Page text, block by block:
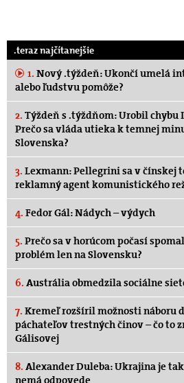
.teraz najčítanejšie
1. Nový .týždeň: Ukončí umelá
alebo ľudstvu pomôže?
2. Týždeň s .týždňom: Urobil chybu
Prečo sa vláda utieka k temnej
Slovenska?
3. Lexmann: Pellegrini sa v čínskej
reklamný agent komunistického
4. Fedor Gál: Nádych – výdych
5. Prečo sa v horúcom počasí
problém len na Slovensku?
6. Austrália obmedzila sociálne
7. Kremeľ rozšíril možnosti náboru
páchateľov trestných činov – čo to
Gálisovej
8. Alexander Duleba: Ukrajina je
nemá odpovede